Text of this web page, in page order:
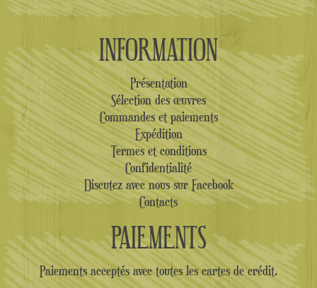
INFORMATION
Présentation
Sélection des œuvres
Commandes et paiements
Expédition
Termes et conditions
Confidentialité
Discutez avec nous sur Facebook
Contacts
PAIEMENTS
Paiements acceptés avec toutes les cartes de crédit.